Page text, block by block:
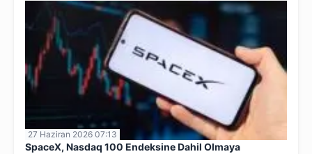
27 Haziran 2026 07:13
SpaceX, Nasdaq 100 Endeksine Dahil Olmaya